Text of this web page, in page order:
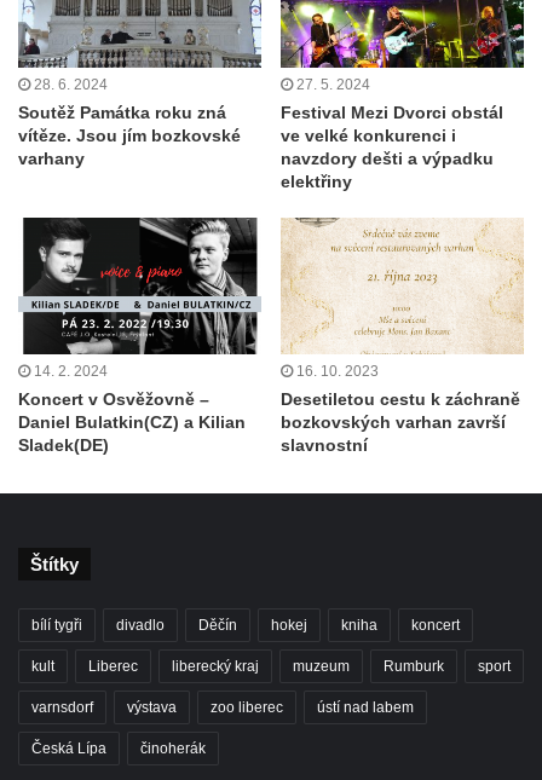
28. 6. 2024
Soutěž Památka roku zná
vítěze. Jsou jím bozkovské
varhany
27. 5. 2024
Festival Mezi Dvorci obstál
ve velké konkurenci i
navzdory dešti a výpadku
elektřiny
14. 2. 2024
Koncert v Osvěžovně –
Daniel Bulatkin(CZ) a Kilian
Sladek(DE)
16. 10. 2023
Desetiletou cestu k záchraně
bozkovských varhan završí
slavnostní
Štítky
bílí tygři divadlo Děčín hokej kniha koncert
kult Liberec liberecký kraj muzeum Rumburk sport
varnsdorf výstava zoo liberec ústí nad labem
Česká Lípa činoherák